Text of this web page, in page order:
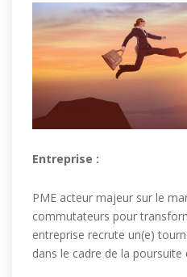
Entreprise :
PME acteur majeur sur le
commutateurs pour
entreprise recrute un(e)
dans le cadre de la